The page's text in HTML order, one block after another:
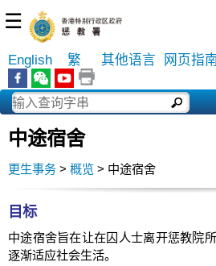
☰
English 繁 其他语言 网页指
中途宿舍
更生事务 > 概览 > 中途宿舍
目标
中途宿舍旨在让在囚人士离开惩教院
逐渐适应社会生活。